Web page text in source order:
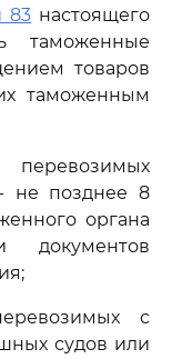
83 настоящего
таможенные
товаров
таможенным
не позднее 8
органа
документов
с
судов или